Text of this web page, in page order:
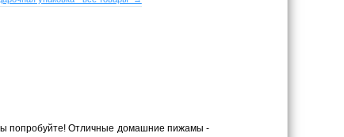
попробуйте! Отличные домашние пижамы -